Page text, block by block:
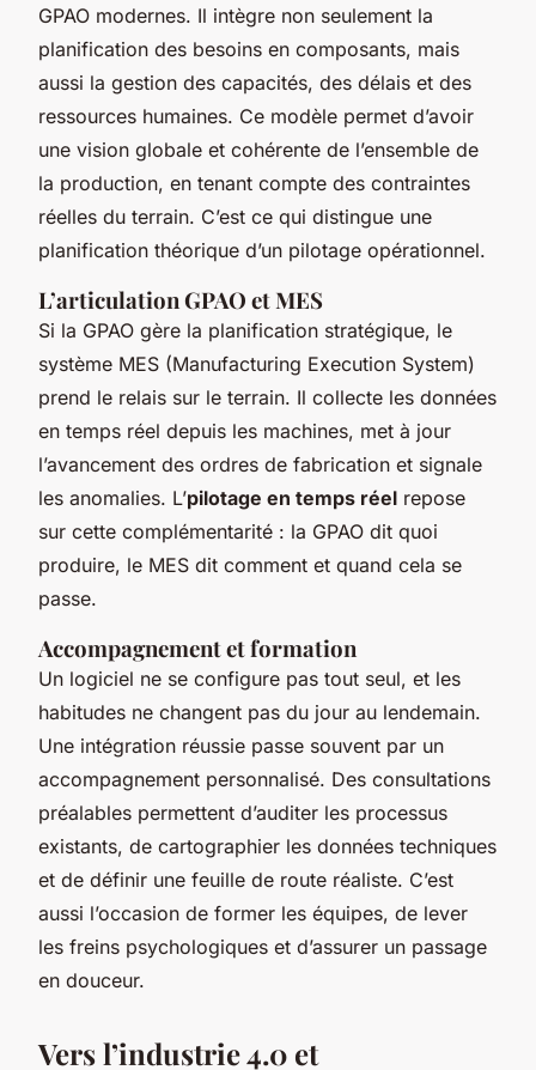
GPAO modernes. Il intègre non seulement la
planification des besoins en composants, mais
aussi la gestion des capacités, des délais et des
ressources humaines. Ce modèle permet d’avoir
une vision globale et cohérente de l’ensemble de
la production, en tenant compte des contraintes
réelles du terrain. C’est ce qui distingue une
planification théorique d’un pilotage opérationnel.
L’articulation GPAO et MES
Si la GPAO gère la planification stratégique, le
système MES (Manufacturing Execution System)
prend le relais sur le terrain. Il collecte les données
en temps réel depuis les machines, met à jour
l’avancement des ordres de fabrication et signale
les anomalies. L’pilotage en temps réel repose
sur cette complémentarité : la GPAO dit quoi
produire, le MES dit comment et quand cela se
passe.
Accompagnement et formation
Un logiciel ne se configure pas tout seul, et les
habitudes ne changent pas du jour au lendemain.
Une intégration réussie passe souvent par un
accompagnement personnalisé. Des consultations
préalables permettent d’auditer les processus
existants, de cartographier les données techniques
et de définir une feuille de route réaliste. C’est
aussi l’occasion de former les équipes, de lever
les freins psychologiques et d’assurer un passage
en douceur.
Vers l’industrie 4.0 et